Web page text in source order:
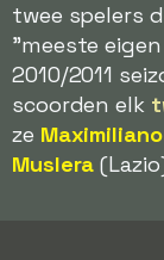
twee spelers
"meeste
2010/2011
scoorden elk
ze
Muslera